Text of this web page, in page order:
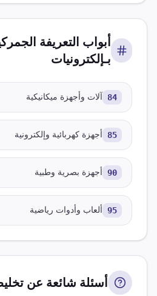
أبواب التعريفة
بـإلكترونيات
84 آلات وأجهزة ميكانيكية
85 أجهزة كهربائية وإلكترونية
90 أجهزة بصرية وطبية
95 ألعاب وأدوات رياضية
أسئلة شائعة عن